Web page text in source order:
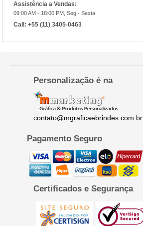
Assistência a Vendas:
09:00 AM - 18:00 PM, Seg - Sexta
Call:+55 (11) 3405-0463
Personalização é na
contato@mgraficaebrindes.com.br
Pagamento Seguro
Certificados e Segurança